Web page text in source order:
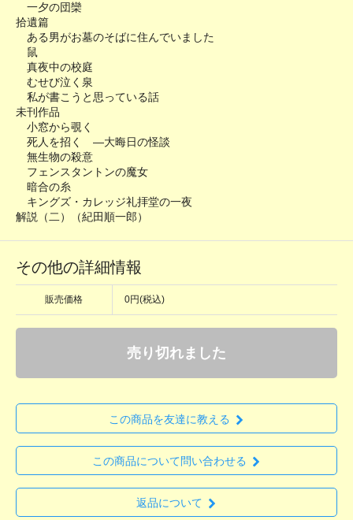
一夕の団欒
拾遺篇
ある男がお墓のそばに住んでいました
鼠
真夜中の校庭
むせび泣く泉
私が書こうと思っている話
未刊作品
小窓から覗く
死人を招く ―大晦日の怪談
無生物の殺意
フェンスタントンの魔女
暗合の糸
キングズ・カレッジ礼拝堂の一夜
解説（二）（紀田順一郎）
その他の詳細情報
販売価格 0円(税込)
売り切れました
この商品を友達に教える
この商品について問い合わせる
返品について